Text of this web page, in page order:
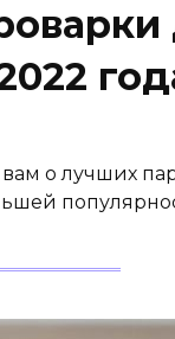
о лучших